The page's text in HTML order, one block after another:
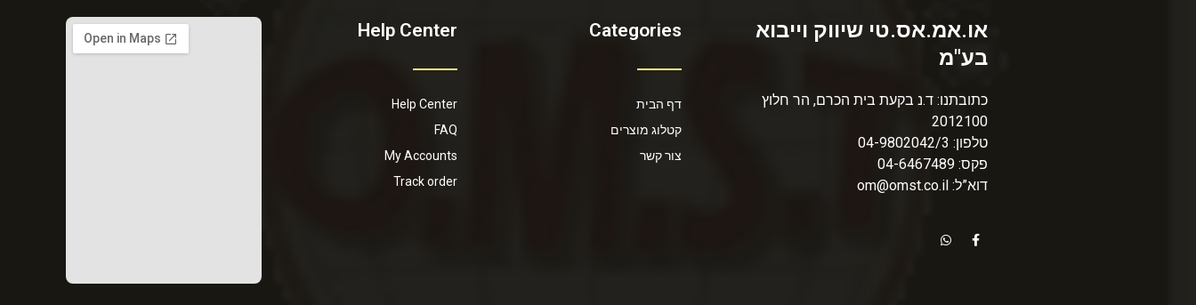
או.אמ.אס.טי שיווק וייבוא
בע"מ
כתובתנו: ד.נ בקעת בית הכרם, הר חלוץ
2012100
טלפון: 04-9802042/3
פקס: 04-6467489
דוא”ל: om@omst.co.il
Categories
דף הבית
קטלוג מוצרים
צור קשר
Help Center
Help Center
FAQ
My Accounts
Track order